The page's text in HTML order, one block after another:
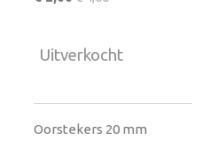
Uitverkocht
Oorstekers 20 mm